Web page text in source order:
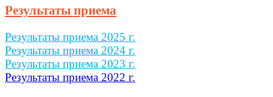
Результаты приема
Результаты приема 2025 г.
Результаты приема 2024 г.
Результаты приема 2023 г.
Результаты приема 2022 г.